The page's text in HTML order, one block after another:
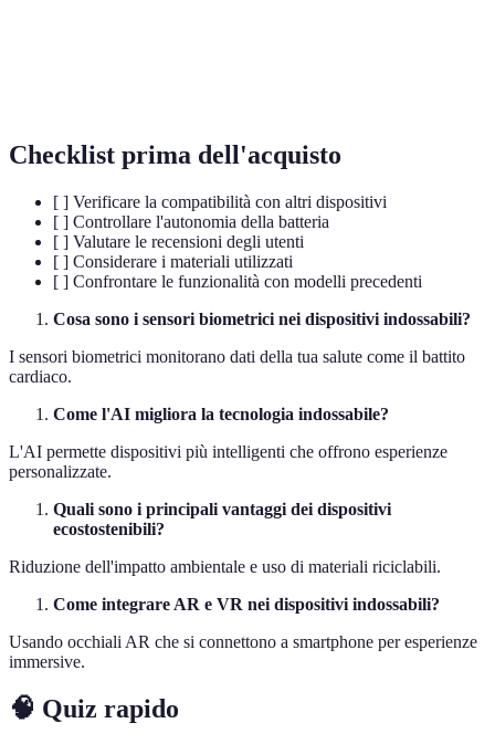
Checklist prima dell'acquisto
[ ] Verificare la compatibilità con altri dispositivi
[ ] Controllare l'autonomia della batteria
[ ] Valutare le recensioni degli utenti
[ ] Considerare i materiali utilizzati
[ ] Confrontare le funzionalità con modelli precedenti
Cosa sono i sensori biometrici nei dispositivi indossabili?
I sensori biometrici monitorano dati della tua salute come il battito
cardiaco.
Come l'AI migliora la tecnologia indossabile?
L'AI permette dispositivi più intelligenti che offrono esperienze
personalizzate.
Quali sono i principali vantaggi dei dispositivi
ecostostenibili?
Riduzione dell'impatto ambientale e uso di materiali riciclabili.
Come integrare AR e VR nei dispositivi indossabili?
Usando occhiali AR che si connettono a smartphone per esperienze
immersive.
🧠 Quiz rapido